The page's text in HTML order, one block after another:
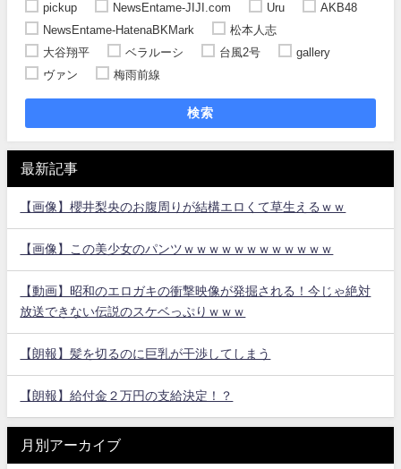
pickup NewsEntame-JIJI.com Uru
AKB48
NewsEntame-HatenaBKMark
松本人志
大谷翔平
ベラルーシ 台風2号
gallery
ヴァン
梅雨前線
検索
最新記事
【画像】櫻井梨央のお腹周りが結構エロくて草生えるｗｗ
【画像】この美少女のパンツｗｗｗｗｗｗｗｗｗｗｗｗ
【動画】昭和のエロガキの衝撃映像が発掘される！今じゃ絶対
放送できない伝説のスケベっぷりｗｗｗ
【朗報】髪を切るのに巨乳が干渉してしまう
【朗報】給付金２万円の支給決定！？
月別アーカイブ